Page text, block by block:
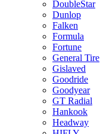
DoubleStar
Dunlop
Falken
Formula
Fortune
General Tire
Gislaved
Goodride
Goodyear
GT Radial
Hankook
Headway